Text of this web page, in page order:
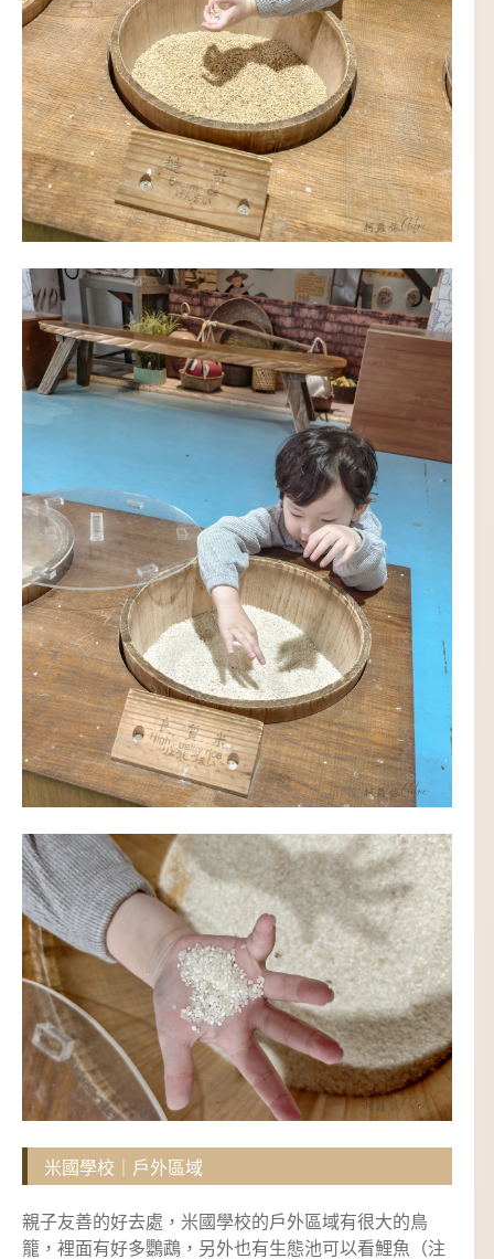
米國學校｜戶外區域
親子友善的好去處，米國學校的戶外區域有很大的鳥
籠，裡面有好多鸚鵡，另外也有生態池可以看鯉魚（注